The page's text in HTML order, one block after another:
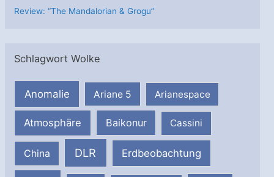
Review: “The Mandalorian & Grogu”
Schlagwort Wolke
Anomalie Ariane 5 Arianespace
Atmosphäre Baikonur Cassini
China DLR Erdbeobachtung